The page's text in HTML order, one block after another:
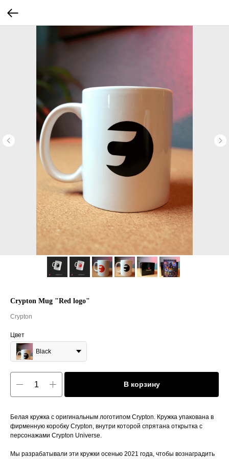
Crypton Mug "Red logo"
Crypton
Цвет
Black
В корзину
Белая кружка с оригинальным логотипом Crypton. Кружка упакована в
фирменную коробку Crypton, внутри которой спрятана открытка с
персонажами Crypton Universe.
Мы разрабатывали эти кружки осенью 2021 года, чтобы вознаградить